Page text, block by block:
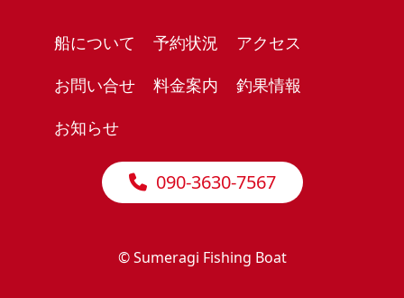
船について 予約状況
アクセス
お問い合せ
料金案内
釣果情報
お知らせ
090-3630-7567
© Sumeragi Fishing Boat